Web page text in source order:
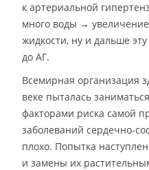
к артериальной
много воды →
жидкости, ну и дальше
до АГ.
Всемирная организация
веке пыталась
факторами риска самой
заболеваний сердечно-
плохо. Попытка
и замены их